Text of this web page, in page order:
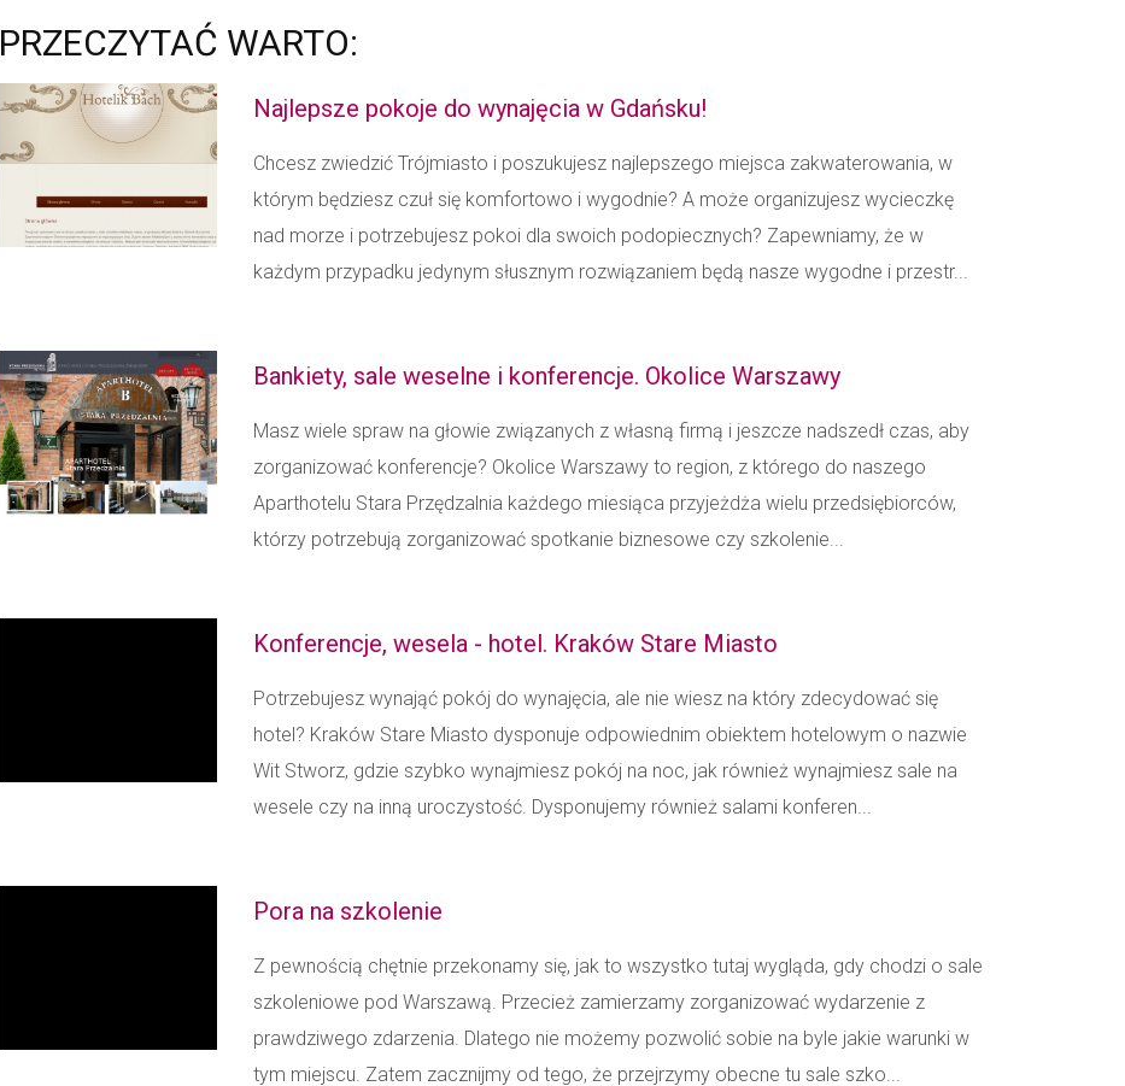
PRZECZYTAĆ WARTO:
Najlepsze pokoje do wynajęcia w Gdańsku!
Chcesz zwiedzić Trójmiasto i poszukujesz najlepszego miejsca zakwaterowania, w
którym będziesz czuł się komfortowo i wygodnie? A może organizujesz wycieczkę
nad morze i potrzebujesz pokoi dla swoich podopiecznych? Zapewniamy, że w
każdym przypadku jedynym słusznym rozwiązaniem będą nasze wygodne i przestr...
Bankiety, sale weselne i konferencje. Okolice Warszawy
Masz wiele spraw na głowie związanych z własną firmą i jeszcze nadszedł czas, aby
zorganizować konferencje? Okolice Warszawy to region, z którego do naszego
Aparthotelu Stara Przędzalnia każdego miesiąca przyjeżdża wielu przedsiębiorców,
którzy potrzebują zorganizować spotkanie biznesowe czy szkolenie...
Konferencje, wesela - hotel. Kraków Stare Miasto
Potrzebujesz wynająć pokój do wynajęcia, ale nie wiesz na który zdecydować się
hotel? Kraków Stare Miasto dysponuje odpowiednim obiektem hotelowym o nazwie
Wit Stworz, gdzie szybko wynajmiesz pokój na noc, jak również wynajmiesz sale na
wesele czy na inną uroczystość. Dysponujemy również salami konferen...
Pora na szkolenie
Z pewnością chętnie przekonamy się, jak to wszystko tutaj wygląda, gdy chodzi o sale
szkoleniowe pod Warszawą. Przecież zamierzamy zorganizować wydarzenie z
prawdziwego zdarzenia. Dlatego nie możemy pozwolić sobie na byle jakie warunki w
tym miejscu. Zatem zacznijmy od tego, że przejrzymy obecne tu sale szko...